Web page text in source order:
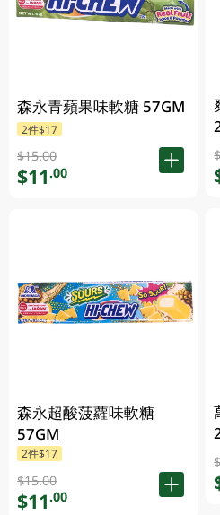
森永青蘋果味軟糖 57GM
2件$17
$15.00
$11.00
森永超酸菠蘿味軟糖
57GM
2件$17
$15.00
$11.00